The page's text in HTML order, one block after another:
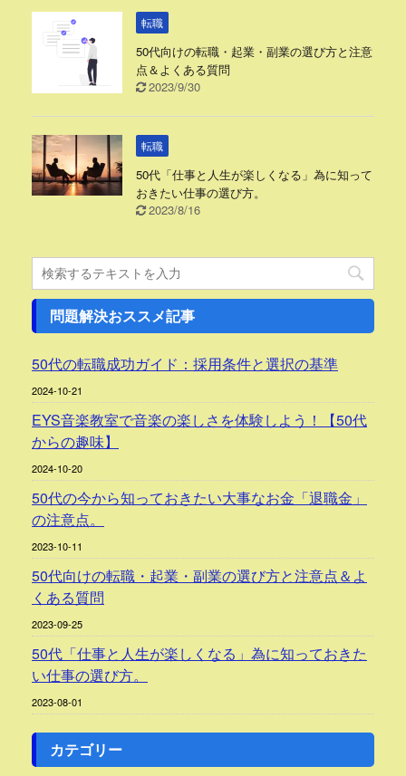
転職
50代向けの転職・起業・副業の選び方と注意
点＆よくある質問
2023/9/30
転職
50代「仕事と人生が楽しくなる」為に知って
おきたい仕事の選び方。
2023/8/16
問題解決おススメ記事
50代の転職成功ガイド：採用条件と選択の基準
2024-10-21
EYS音楽教室で音楽の楽しさを体験しよう！【50代
からの趣味】
2024-10-20
50代の今から知っておきたい大事なお金「退職金」
の注意点。
2023-10-11
50代向けの転職・起業・副業の選び方と注意点＆よ
くある質問
2023-09-25
50代「仕事と人生が楽しくなる」為に知っておきた
い仕事の選び方。
2023-08-01
カテゴリー